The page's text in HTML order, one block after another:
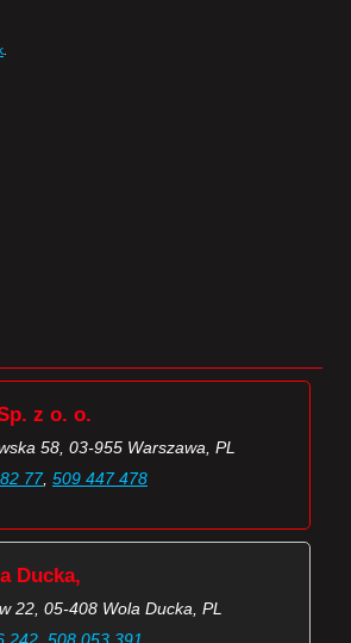
.
z o. o.
58, 03-955 Warszawa, PL
77, 509 447 478
Ducka,
22, 05-408 Wola Ducka, PL